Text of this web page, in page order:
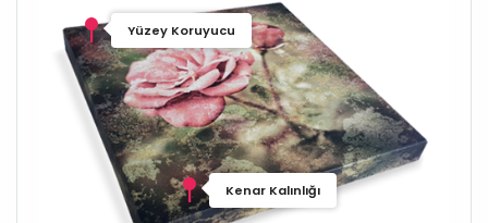
Yüzey Koruyucu
Kenar Kalınlığı